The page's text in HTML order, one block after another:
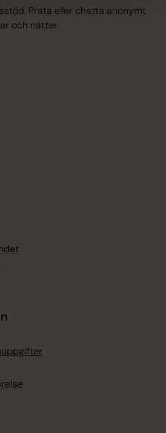
Prata eller chatta anonymt
och nätter.